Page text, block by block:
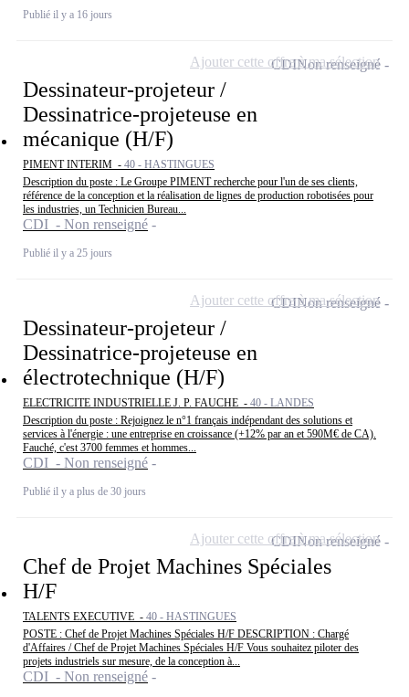
Publié il y a 16 jours
Dessinateur-projeteur /
Dessinatrice-projeteuse en
mécanique (H/F)
PIMENT INTERIM - 40 - HASTINGUES
Description du poste : Le Groupe PIMENT recherche pour l'un de ses clients,
référence de la conception et la réalisation de lignes de production robotisées pour
les industries, un Technicien Bureau...
CDI - Non renseigné
Publié il y a 25 jours
CDINon renseigné
Ajouter cette offre à ma sélection
Dessinateur-projeteur /
Dessinatrice-projeteuse en
électrotechnique (H/F)
ELECTRICITE INDUSTRIELLE J. P. FAUCHE - 40 - LANDES
Description du poste : Rejoignez le n°1 français indépendant des solutions et
services à l'énergie : une entreprise en croissance (+12% par an et 590M€ de CA).
Fauché, c'est 3700 femmes et hommes...
CDI - Non renseigné
Publié il y a plus de 30 jours
CDINon renseigné
Ajouter cette offre à ma sélection
Chef de Projet Machines Spéciales
H/F
TALENTS EXECUTIVE - 40 - HASTINGUES
POSTE : Chef de Projet Machines Spéciales H/F DESCRIPTION : Chargé
d'Affaires / Chef de Projet Machines Spéciales H/F Vous souhaitez piloter des
projets industriels sur mesure, de la conception à...
CDI - Non renseigné
CDINon renseigné
Ajouter cette offre à ma sélection